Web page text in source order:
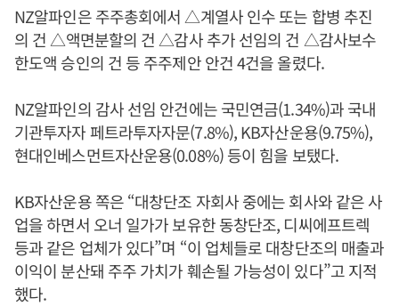
NZ알파인은 주주총회에서 △계열사 인수 또는 합병 추진
의 건 △액면분할의 건 △감사 추가 선임의 건 △감사보수
한도액 승인의 건 등 주주제안 안건 4건을 올렸다.
NZ알파인의 감사 선임 안건에는 국민연금(1.34%)과 국내
기관투자자 페트라투자자문(7.8%), KB자산운용(9.75%),
현대인베스먼트자산운용(0.08%) 등이 힘을 보탰다.
KB자산운용 쪽은 “대창단조 자회사 중에는 회사와 같은 사
업을 하면서 오너 일가가 보유한 동창단조, 디씨에프트렉
등과 같은 업체가 있다”며 “이 업체들로 대창단조의 매출과
이익이 분산돼 주주 가치가 훼손될 가능성이 있다”고 지적
했다.